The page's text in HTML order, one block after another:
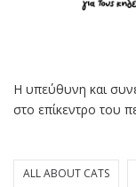
Η υπεύθυνη και
στο επίκεντρο του
ALL ABOUT CATS